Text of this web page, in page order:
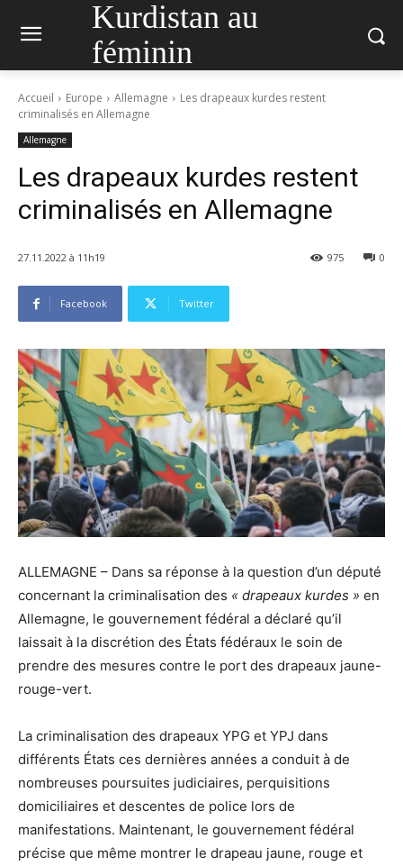
Kurdistan au
féminin
Accueil Europe Allemagne
Les drapeaux kurdes restent
criminalisés en Allemagne
Allemagne
Les drapeaux kurdes restent
criminalisés en Allemagne
27.11.2022 à 11h19 0
975
Facebook Twitter
ALLEMAGNE – Dans sa réponse à la question d’un député
concernant la criminalisation des « drapeaux kurdes » en
Allemagne, le gouvernement fédéral a déclaré qu’il
laissait à la discrétion des États fédéraux le soin de
prendre des mesures contre le port des drapeaux jaune-
rouge-vert.
La criminalisation des drapeaux YPG et YPJ dans
différents États ces dernières années a conduit à de
nombreuses poursuites judiciaires, perquisitions
domiciliaires et descentes de police lors de
manifestations. Maintenant, le gouvernement fédéral
précise que même montrer le drapeau jaune, rouge et